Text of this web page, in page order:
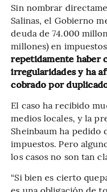
Sin nombrar
Salinas, el Gobierno
deuda de 74.000
millones) en
repetidamente haber
irregularidades y ha
cobrado por
El caso ha recibido
medios locales, y la
Sheinbaum ha pedido
impuestos. Pero
los casos no son tan
“Si bien es cierto